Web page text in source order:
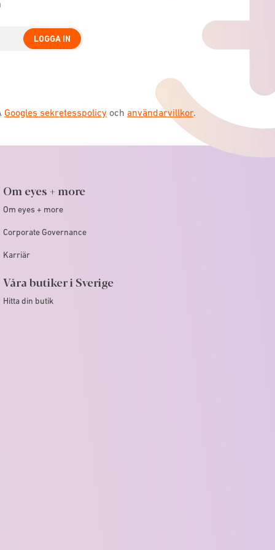
LOGGA IN
Googles sekretesspolicy och användarvillkor.
Om eyes + more
Om eyes + more
Corporate Governance
Karriär
Våra butiker i Sverige
Hitta din butik